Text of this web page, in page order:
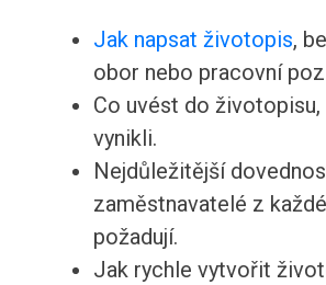
Jak napsat životopis,
obor nebo pracovní
Co uvést do životopisu,
vynikli.
Nejdůležitější
zaměstnavatelé z
požadují.
Jak rychle vytvořit